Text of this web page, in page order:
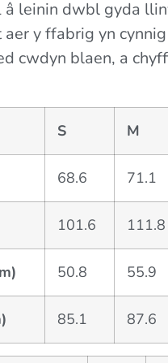
â leinin dwbl gyda
y ffabrig yn
cwdyn blaen, a
S M
68.6 71.1
101.6 111.8
50.8 55.9
85.1 87.6